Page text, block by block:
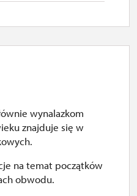
wynalazkom
znajduje się w
na temat początków
obwodu.